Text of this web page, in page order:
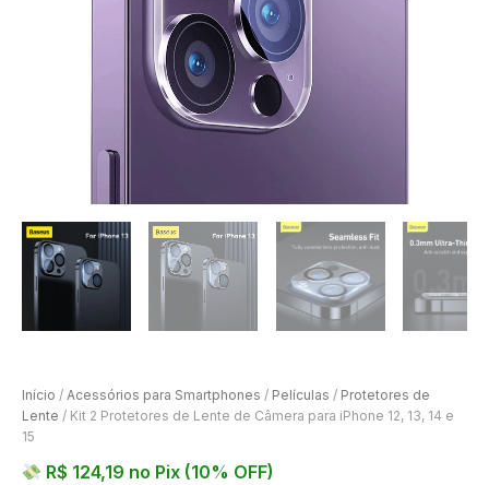
Início / Acessórios para Smartphones / Películas / Protetores de
Lente / Kit 2 Protetores de Lente de Câmera para iPhone 12, 13, 14 e
15
R$ 124,19 no Pix (10% OFF)